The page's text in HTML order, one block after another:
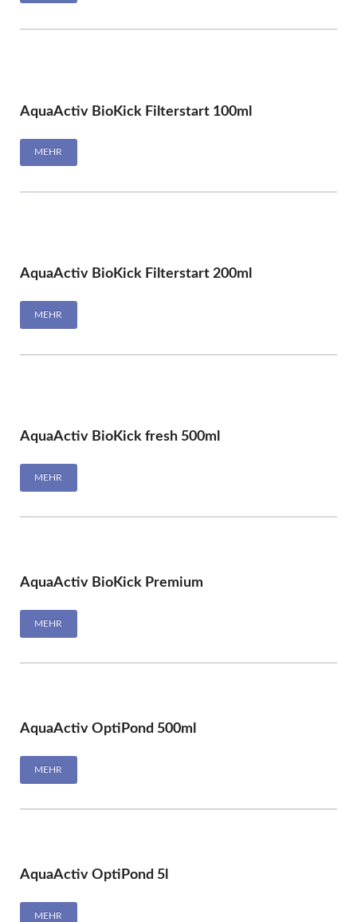
AquaActiv BioKick Filterstart 100ml
MEHR
AquaActiv BioKick Filterstart 200ml
MEHR
AquaActiv BioKick fresh 500ml
MEHR
AquaActiv BioKick Premium
MEHR
AquaActiv OptiPond 500ml
MEHR
AquaActiv OptiPond 5l
MEHR